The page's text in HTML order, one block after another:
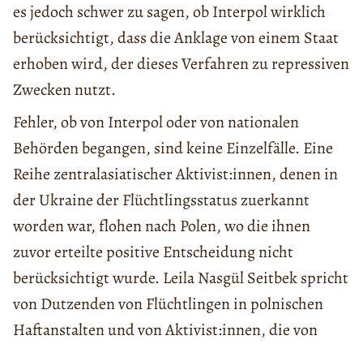
es jedoch schwer zu sagen, ob Interpol wirklich
berücksichtigt, dass die Anklage von einem Staat
erhoben wird, der dieses Verfahren zu repressiven
Zwecken nutzt.
Fehler, ob von Interpol oder von nationalen
Behörden begangen, sind keine Einzelfälle. Eine
Reihe zentralasiatischer Aktivist:innen, denen in
der Ukraine der Flüchtlingsstatus zuerkannt
worden war, flohen nach Polen, wo die ihnen
zuvor erteilte positive Entscheidung nicht
berücksichtigt wurde. Leila Nasgül Seitbek spricht
von Dutzenden von Flüchtlingen in polnischen
Haftanstalten und von Aktivist:innen, die von